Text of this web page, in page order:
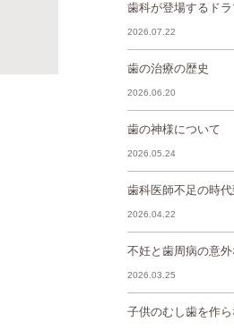
歯科が登場するド
2026.07.22
歯の治療の歴史
2026.06.20
歯の神様について
2026.05.24
歯科医師不足の時代
2026.04.22
不妊と歯周病の意
2026.03.25
子供のむし歯を作